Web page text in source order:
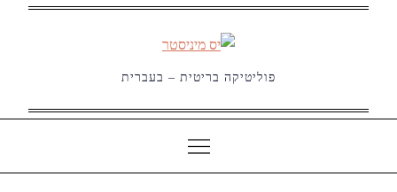
פוליטיקה בריטית – בעברית